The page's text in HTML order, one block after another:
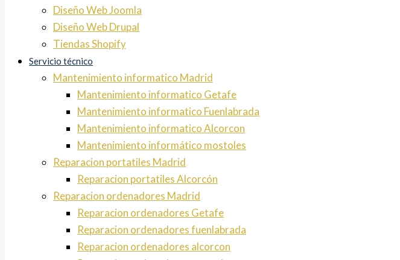
Diseño Web Joomla
Diseño Web Drupal
Tiendas Shopify
Servicio técnico
Mantenimiento informatico Madrid
Mantenimiento informatico Getafe
Mantenimiento informatico Fuenlabrada
Mantenimiento informatico Alcorcon
Mantenimiento informático mostoles
Reparacion portatiles Madrid
Reparacion portatiles Alcorcón
Reparacion ordenadores Madrid
Reparacion ordenadores Getafe
Reparacion ordenadores fuenlabrada
Reparacion ordenadores alcorcon